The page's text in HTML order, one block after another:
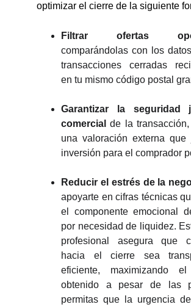
optimizar el cierre de la siguiente
Filtrar ofertas
comparándolas con los
transacciones cerradas
en tu mismo código postal
Garantizar la seguridad
comercial de la
una valoración externa que
inversión para el comprador
Reducir el estrés de la
apoyarte en cifras técnicas
el componente emocional
por necesidad de liquidez.
profesional asegura que
hacia el cierre sea
eficiente, maximizando el
obtenido a pesar de las
permitas que la urgencia